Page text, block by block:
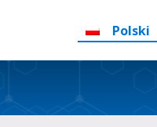
Polski